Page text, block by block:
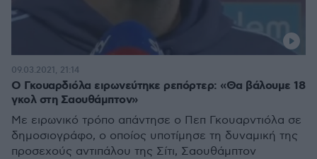
Ο Γκουαρδιόλα ειρωνεύτηκε ρεπόρτερ: «Θα βάλουμε 18
γκολ στη Σαουθάμπτον»
Με ειρωνικό τρόπο απάντησε ο Πεπ Γκουαρντιόλα σε
δημοσιογράφο, ο οποίος υποτίμησε τη δυναμική της
προσεχούς αντιπάλου της Σίτι, Σαουθάμπτον
09.03.2021, 21:14